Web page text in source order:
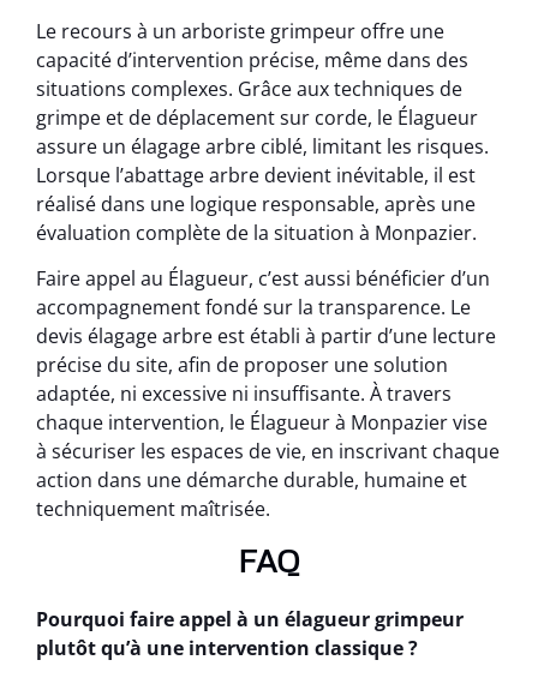
Le recours à un arboriste grimpeur offre une
capacité d’intervention précise, même dans des
situations complexes. Grâce aux techniques de
grimpe et de déplacement sur corde, le Élagueur
assure un élagage arbre ciblé, limitant les risques.
Lorsque l’abattage arbre devient inévitable, il est
réalisé dans une logique responsable, après une
évaluation complète de la situation à Monpazier.
Faire appel au Élagueur, c’est aussi bénéficier d’un
accompagnement fondé sur la transparence. Le
devis élagage arbre est établi à partir d’une lecture
précise du site, afin de proposer une solution
adaptée, ni excessive ni insuffisante. À travers
chaque intervention, le Élagueur à Monpazier vise
à sécuriser les espaces de vie, en inscrivant chaque
action dans une démarche durable, humaine et
techniquement maîtrisée.
FAQ
Pourquoi faire appel à un élagueur grimpeur
plutôt qu’à une intervention classique ?